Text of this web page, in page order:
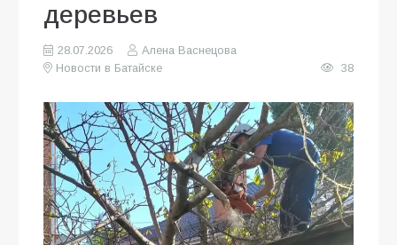
деревьев
28.07.2026
Алена Васнецова
Новости в Батайске
38